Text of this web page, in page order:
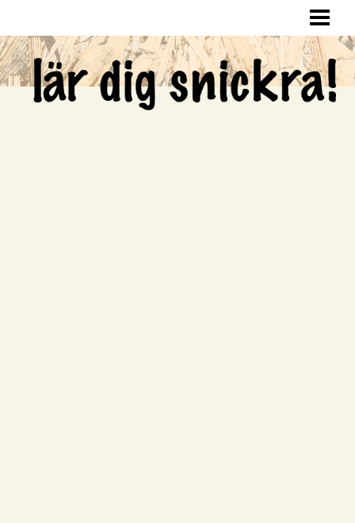
SNICKRA HEMMA
LAGA HÅL I VÄGGEN